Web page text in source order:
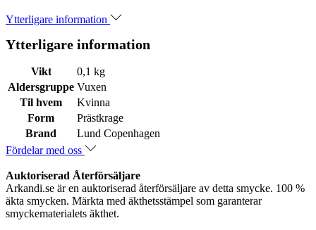
Ytterligare information
Ytterligare information
Vikt
0,1 kg
Aldersgruppe Vuxen
Til hvem
Kvinna
Form
Prästkrage
Brand
Lund Copenhagen
Fördelar med oss
Auktoriserad Återförsäljare
Arkandi.se är en auktoriserad återförsäljare av detta smycke. 100 %
äkta smycken. Märkta med äkthetsstämpel som garanterar
smyckematerialets äkthet.